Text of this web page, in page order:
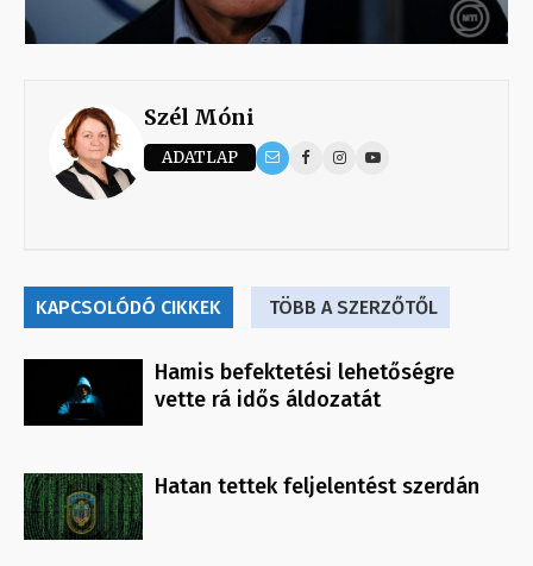
Szél Móni
ADATLAP
KAPCSOLÓDÓ CIKKEK TÖBB A SZERZŐTŐL
Hamis befektetési lehetőségre
vette rá idős áldozatát
Hatan tettek feljelentést szerdán